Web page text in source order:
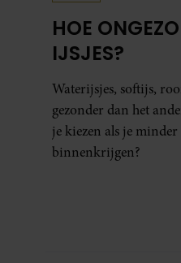
HOE
IJSJES?
Waterijsjes, softijs,
gezonder dan het
je kiezen als je
binnenkrijgen?